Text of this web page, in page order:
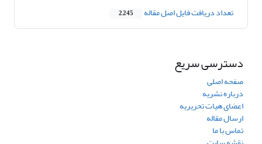
تعداد دریافت فایل اصل مقاله 2,245
دسترسی سریع
صفحه اصلی
درباره نشریه
اعضای هیات تحریریه
ارسال مقاله
تماس با ما